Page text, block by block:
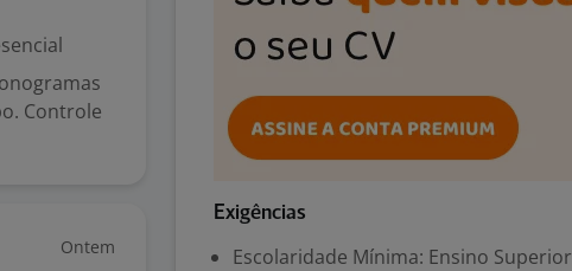
Controle
Ontem
Exigências
Escolaridade Mínima: Ensino Superior